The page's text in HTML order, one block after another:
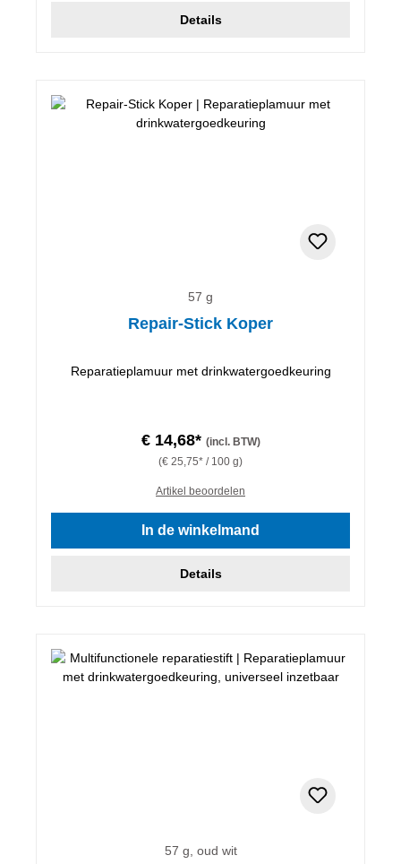
Details
57 g
Repair-Stick Koper
Reparatieplamuur met drinkwatergoedkeuring
€ 14,68* (incl. BTW)
(€ 25,75* / 100 g)
Artikel beoordelen
In de winkelmand
Details
57 g, oud wit